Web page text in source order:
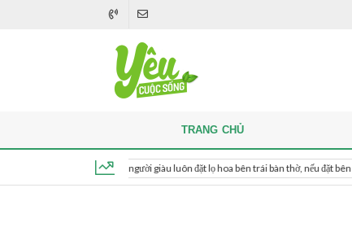
Khi thắp hương, người giàu luôn đặt lọ hoa bên trái bàn thờ, nếu đặt bên phải thì sao?
TRANG CHỦ